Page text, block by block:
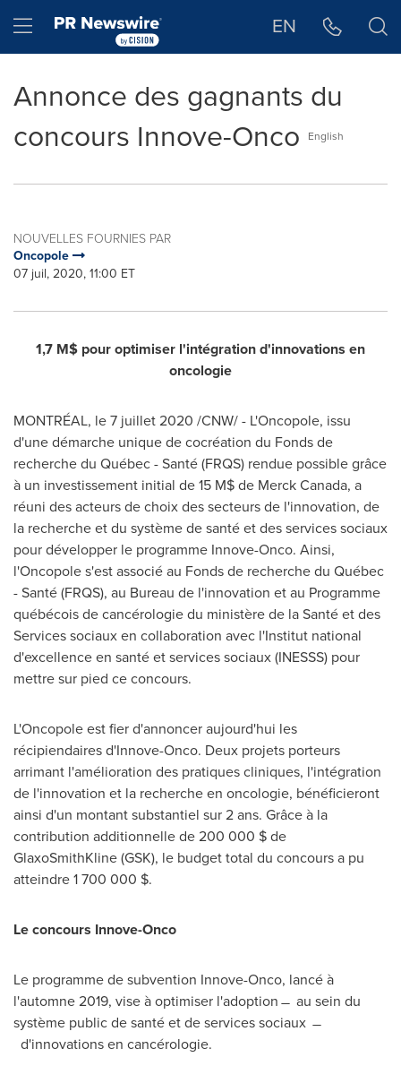
Hamburger menu EN
Annonce des gagnants du
concours Innove-Onco
English
NOUVELLES FOURNIES PAR
Oncopole
07 juil, 2020, 11:00 ET
1,7 M$ pour optimiser l'intégration d'innovations en
oncologie
MONTRÉAL, le 7 juillet 2020 /CNW/ - L'Oncopole, issu
d'une démarche unique de cocréation du Fonds de
recherche du Québec - Santé (FRQS) rendue possible grâce
à un investissement initial de 15 M$ de Merck Canada, a
réuni des acteurs de choix des secteurs de l'innovation, de
la recherche et du système de santé et des services sociaux
pour développer le programme Innove-Onco. Ainsi,
l'Oncopole s'est associé au Fonds de recherche du Québec
- Santé (FRQS), au Bureau de l'innovation et au Programme
québécois de cancérologie du ministère de la Santé et des
Services sociaux en collaboration avec l'Institut national
d'excellence en santé et services sociaux (INESSS) pour
mettre sur pied ce concours.
L'Oncopole est fier d'annoncer aujourd'hui les
récipiendaires d'Innove-Onco. Deux projets porteurs
arrimant l'amélioration des pratiques cliniques, l'intégration
de l'innovation et la recherche en oncologie, bénéficieront
ainsi d'un montant substantiel sur 2 ans. Grâce à la
contribution additionnelle de 200 000 $ de
GlaxoSmithKline (GSK), le budget total du concours a pu
atteindre 1 700 000 $.
Le concours Innove-Onco
Le programme de subvention Innove-Onco, lancé à
l'automne 2019, vise à optimiser l'adoption ̶ au sein du
système public de santé et de services sociaux ̶
d'innovations en cancérologie.